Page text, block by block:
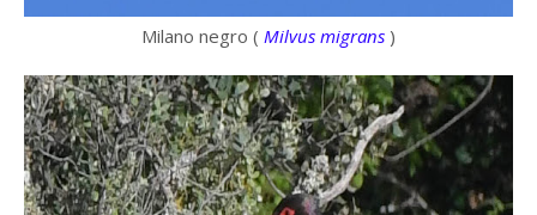
Milano negro ( Milvus migrans )